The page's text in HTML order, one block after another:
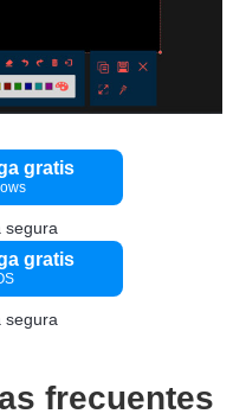
gratis
segura
gratis
segura
frecuentes